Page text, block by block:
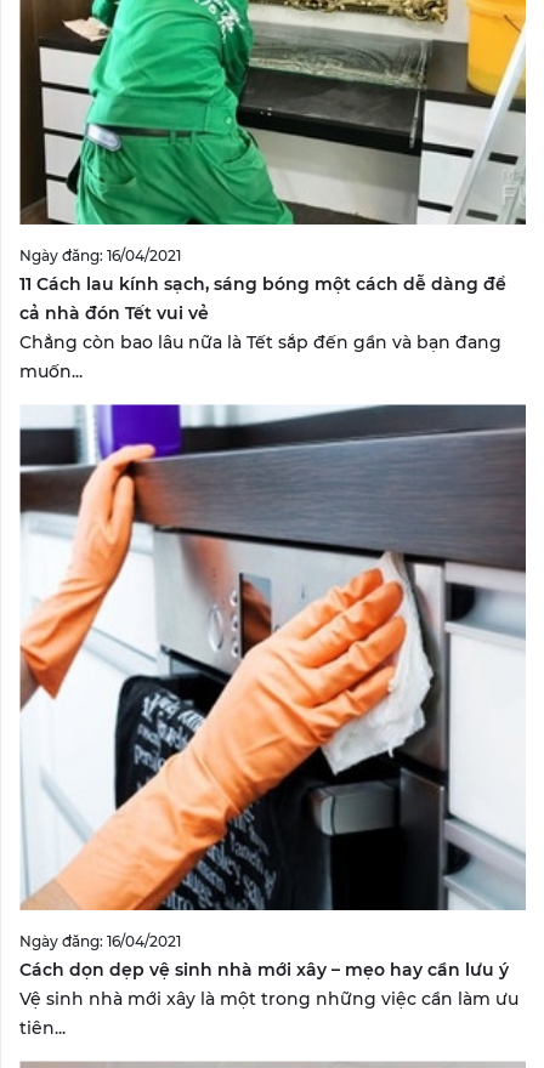
Ngày đăng: 16/04/2021
11 Cách lau kính sạch, sáng bóng một cách dễ dàng để
cả nhà đón Tết vui vẻ
Chẳng còn bao lâu nữa là Tết sắp đến gần và bạn đang
muốn...
Ngày đăng: 16/04/2021
Cách dọn dẹp vệ sinh nhà mới xây – mẹo hay cần lưu ý
Vệ sinh nhà mới xây là một trong những việc cần làm ưu
tiên...